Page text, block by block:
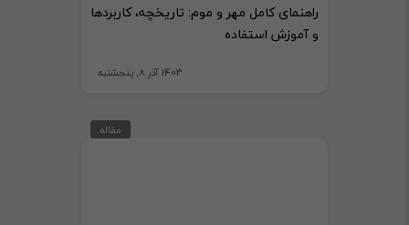
راهنمای کامل مهر و موم: تاریخچه، کاربردها
و آموزش استفاده
1403 آذر 8, پنجشنبه
مقاله